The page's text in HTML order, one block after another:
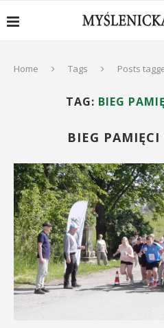
Home Tags Posts
TAG: BIEG
BIEG